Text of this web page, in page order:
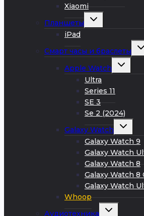
Xiaomi
Планшеты
Развернуть
iPad
Смарт часы и браслеты
Apple Watch
Ultra
Series 11
SE 3
Se 2 (2024)
Galaxy Watch
меню
Galaxy Watch 9
Galaxy Watch
Galaxy Watch 8
Galaxy Watch 8
Galaxy Watch
Whoop
Аудиотехника
Развернуть